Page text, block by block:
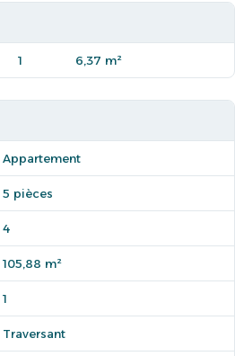
1 6,37 m²
Appartement
5 pièces
4
105,88 m²
1
Traversant